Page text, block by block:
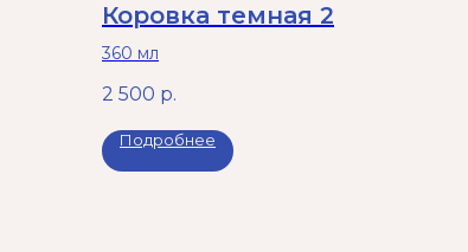
Коровка темная 2
360 мл
2 500 р.
Подробнее